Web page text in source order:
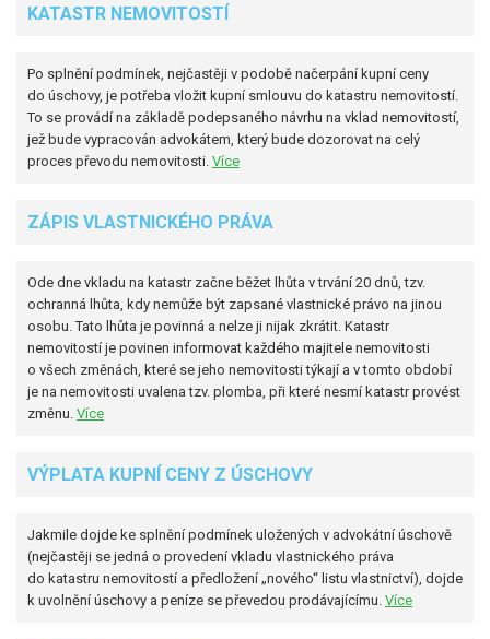
KATASTR NEMOVITOSTÍ
Po splnění podmínek, nejčastěji v podobě načerpání kupní ceny
do úschovy, je potřeba vložit kupní smlouvu do katastru nemovitostí.
To se provádí na základě podepsaného návrhu na vklad nemovitostí,
jež bude vypracován advokátem, který bude dozorovat na celý
proces převodu nemovitosti. Více
ZÁPIS VLASTNICKÉHO PRÁVA
Ode dne vkladu na katastr začne běžet lhůta v trvání 20 dnů, tzv.
ochranná lhůta, kdy nemůže být zapsané vlastnické právo na jinou
osobu. Tato lhůta je povinná a nelze ji nijak zkrátit. Katastr
nemovitostí je povinen informovat každého majitele nemovitosti
o všech změnách, které se jeho nemovitosti týkají a v tomto období
je na nemovitosti uvalena tzv. plomba, při které nesmí katastr provést
změnu. Více
VÝPLATA KUPNÍ CENY Z ÚSCHOVY
Jakmile dojde ke splnění podmínek uložených v advokátní úschově
(nejčastěji se jedná o provedení vkladu vlastnického práva
do katastru nemovitostí a předložení „nového“ listu vlastnictví), dojde
k uvolnění úschovy a peníze se převedou prodávajícímu. Více